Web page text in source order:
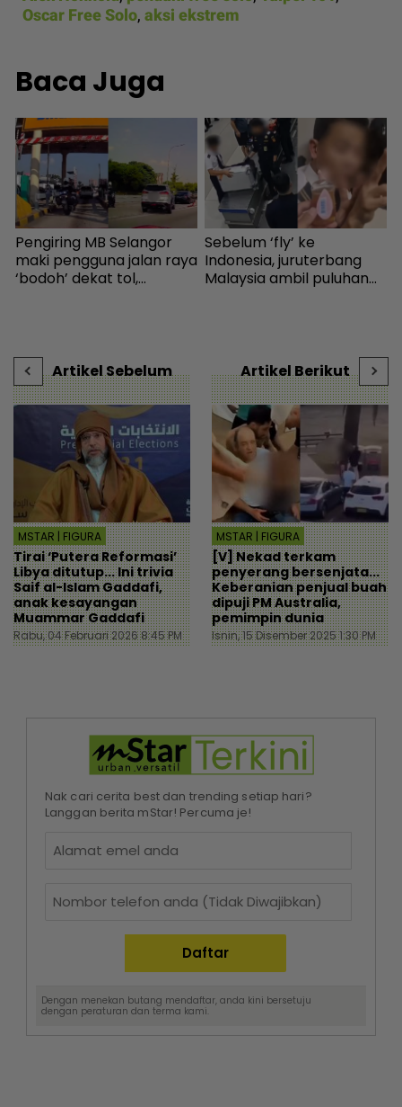
Oscar Free Solo, aksi ekstrem
Baca Juga
Pengiring MB Selangor
maki pengguna jalan raya
‘bodoh’ dekat tol,
Sebelum ‘fly’ ke
Indonesia, juruterbang
Malaysia ambil puluhan
Artikel Sebelum
MSTAR | FIGURA
Tirai ‘Putera Reformasi’
Libya ditutup... Ini trivia
Saif al-Islam Gaddafi,
anak kesayangan
Muammar Gaddafi
Rabu, 04 Februari 2026 8:45 PM
Artikel Berikut
MSTAR | FIGURA
[V] Nekad terkam
penyerang bersenjata...
Keberanian penjual buah
dipuji PM Australia,
pemimpin dunia
Isnin, 15 Disember 2025 1:30 PM
Nak cari cerita best dan trending setiap hari?
Langgan berita mStar! Percuma je!
Dengan menekan butang mendaftar, anda kini bersetuju
dengan peraturan dan terma kami.